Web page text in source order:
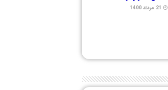
21 مرداد 1400